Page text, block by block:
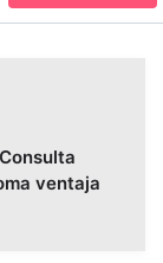
ventaja